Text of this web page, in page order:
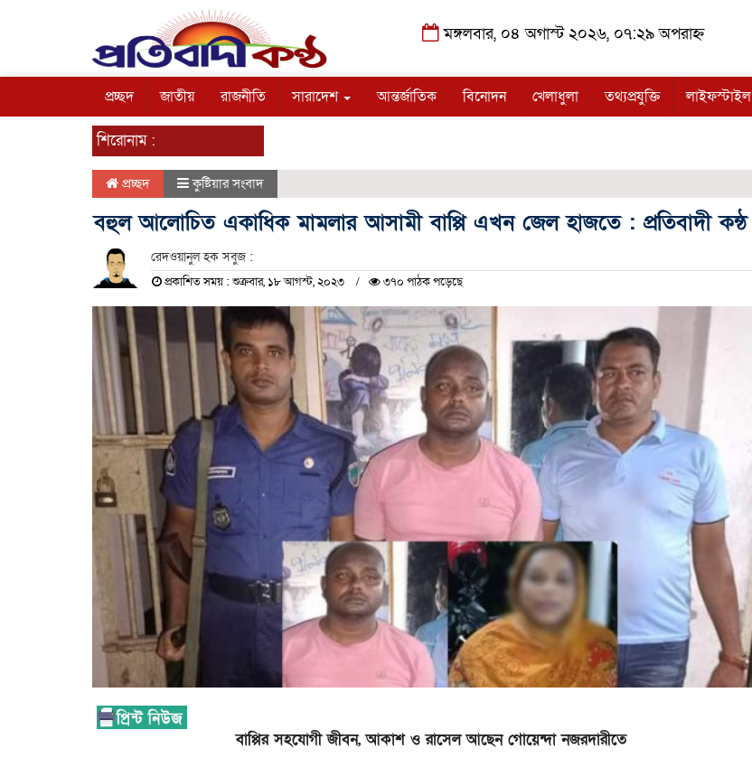
মঙ্গলবার, ০৪ অগাস্ট ২০২৬, ০৭:২৯ অপরাহ্ন
প্রচ্ছদ জাতীয় রাজনীতি সারাদেশ আন্তর্জাতিক বিনোদন খেলাধুলা তথ্যপ্রযুক্তি লাইফস্টাইল
শিরোনাম :
প্রচ্ছদ কুষ্টিয়ার সংবাদ
বহুল আলোচিত একাধিক মামলার আসামী বাপ্পি এখন জেল হাজতে : প্রতিবাদী কন্ঠ
রেদওয়ানুল হক সবুজ :
প্রকাশিত সময় : শুক্রবার, ১৮ আগস্ট, ২০২৩ ৩৭০ পাঠক পড়েছে
বাপ্পির সহযোগী জীবন, আকাশ ও রাসেল আছেন গোয়েন্দা নজরদারীতে